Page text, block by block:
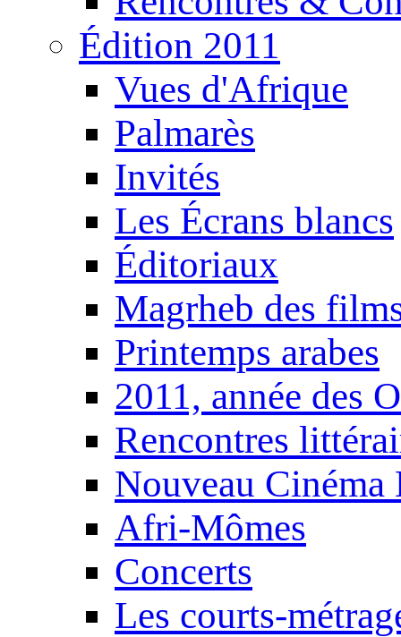
Édition 2011
Vues d'Afrique
Palmarès
Invités
Les Écrans blancs
Éditoriaux
Magrheb des
Printemps arabes
2011, année des
Rencontres
Nouveau Cinéma
Afri-Mômes
Concerts
Les courts-